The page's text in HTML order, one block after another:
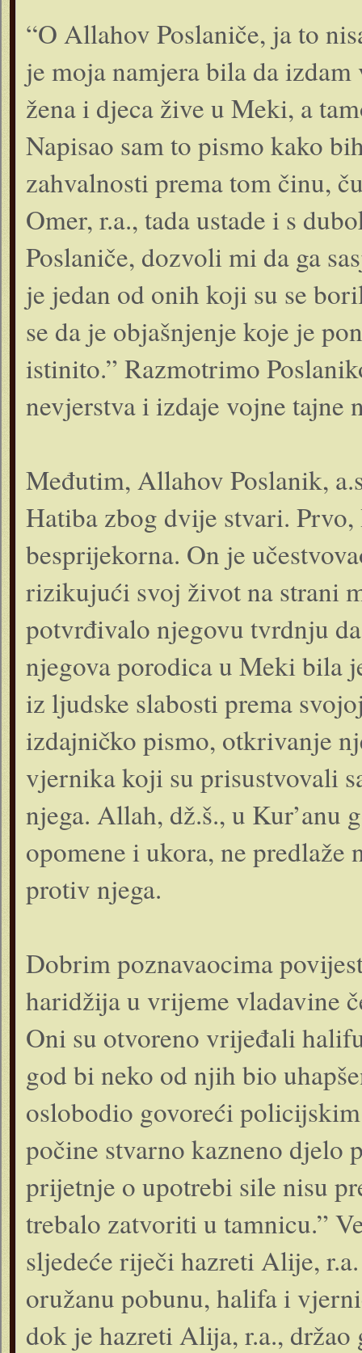
“O Allahov Poslaniče, ja to
je moja namjera bila da
žena i djeca žive u Meki, a
Napisao sam to pismo kako
zahvalnosti prema tom činu,
Omer, r.a., tada ustade i s
Poslaniče, dozvoli mi da ga
je jedan od onih koji su se
se da je objašnjenje koje je
istinito.” Razmotrimo
nevjerstva i izdaje vojne tajne
Međutim, Allahov Poslanik,
Hatiba zbog dvije stvari.
besprijekorna. On je
rizikujući svoj život na strani
potvrđivalo njegovu tvrdnju
njegova porodica u Meki bila
iz ljudske slabosti prema
izdajničko pismo, otkrivanje
vjernika koji su prisustvovali
njega. Allah, dž.š., u
opomene i ukora, ne
protiv njega.
Dobrim poznavaocima
haridžija u vrijeme vladavine
Oni su otvoreno vrijeđali
god bi neko od njih bio
oslobodio govoreći
počine stvarno kazneno djelo
prijetnje o upotrebi sile nisu
trebalo zatvoriti u tamnicu.”
sljedeće riječi hazreti Alije,
oružanu pobunu, halifa i
dok je hazreti Alija, r.a.,